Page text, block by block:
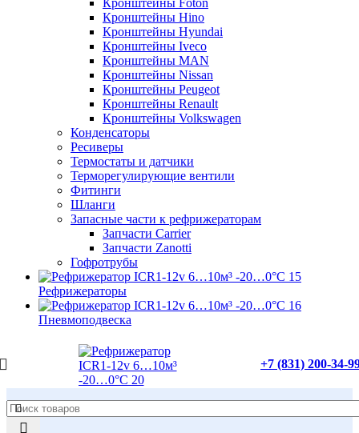
Кронштейны Foton
Кронштейны Hino
Кронштейны Hyundai
Кронштейны Iveco
Кронштейны MAN
Кронштейны Nissan
Кронштейны Peugeot
Кронштейны Renault
Кронштейны Volkswagen
Конденсаторы
Ресиверы
Термостаты и датчики
Терморегулирующие вентили
Фитинги
Шланги
Запасные части к рефрижераторам
Запчасти Carrier
Запчасти Zanotti
Гофротрубы
Рефрижераторы
Пневмоподвеска
+7 (831) 200-34-